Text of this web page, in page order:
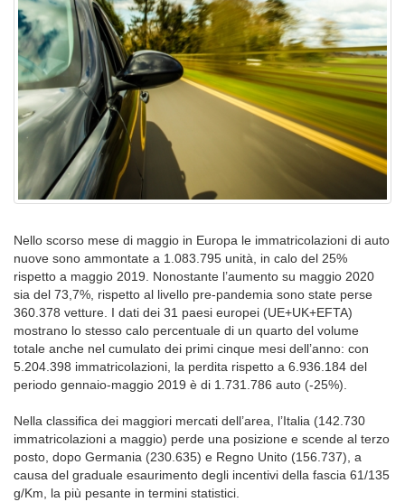
Nello scorso mese di maggio in Europa le immatricolazioni di auto
nuove sono ammontate a 1.083.795 unità, in calo del 25%
rispetto a maggio 2019. Nonostante l’aumento su maggio 2020
sia del 73,7%, rispetto al livello pre-pandemia sono state perse
360.378 vetture. I dati dei 31 paesi europei (UE+UK+EFTA)
mostrano lo stesso calo percentuale di un quarto del volume
totale anche nel cumulato dei primi cinque mesi dell’anno: con
5.204.398 immatricolazioni, la perdita rispetto a 6.936.184 del
periodo gennaio-maggio 2019 è di 1.731.786 auto (-25%).
Nella classifica dei maggiori mercati dell’area, l’Italia (142.730
immatricolazioni a maggio) perde una posizione e scende al terzo
posto, dopo Germania (230.635) e Regno Unito (156.737), a
causa del graduale esaurimento degli incentivi della fascia 61/135
g/Km, la più pesante in termini statistici.